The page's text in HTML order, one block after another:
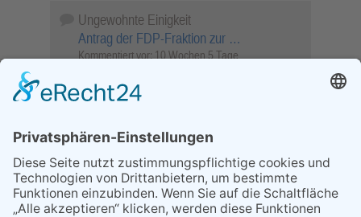
Ungewohnte Einigkeit
Antrag der FDP-Fraktion zur …
Kommentiert vor: 10 Wochen 5 Tage
Objekt …
Kommentiert vor: 26 Wochen 4 Stunden
Sperrung für Wassersportler schlägt hohe
Wellen
Sperrung der Stillgewässer
Kommentiert vor:1 Jahr 50 Wochen